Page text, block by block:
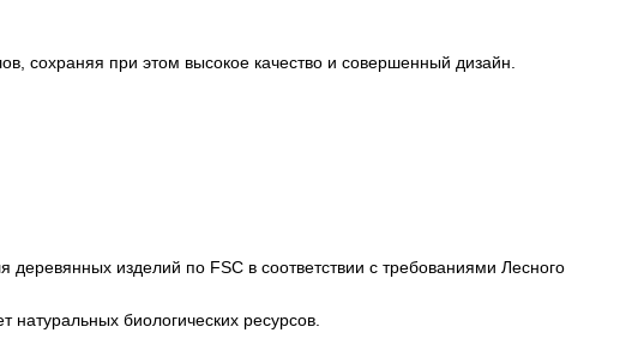
сохраняя при этом высокое качество и совершенный дизайн.
изделий по FSC в соответствии с требованиями Лесного
биологических ресурсов.